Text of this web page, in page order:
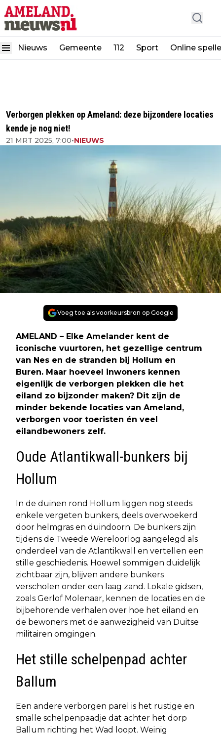
Nieuws Gemeente 112 Sport Online
Verborgen plekken op Ameland: deze bijzondere locaties
kende je nog niet!
21 MRT 2025, 7:00•NIEUWS
Voeg toe als voorkeursbron op Google
AMELAND – Elke Amelander kent de
iconische vuurtoren, het gezellige centrum
van Nes en de stranden bij Hollum en
Buren. Maar hoeveel inwoners kennen
eigenlijk de verborgen plekken die het
eiland zo bijzonder maken? Dit zijn de
minder bekende locaties van Ameland,
verborgen voor toeristen én veel
eilandbewoners zelf.
Oude Atlantikwall-bunkers bij
Hollum
In de duinen rond Hollum liggen nog steeds
enkele vergeten bunkers, deels overwoekerd
door helmgras en duindoorn. De bunkers zijn
tijdens de Tweede Wereloorlog aangelegd als
onderdeel van de Atlantikwall en vertellen een
stille geschiedenis. Hoewel sommigen duidelijk
zichtbaar zijn, blijven andere bunkers
verscholen onder een laag zand. Lokale gidsen,
zoals Gerlof Molenaar, kennen de locaties en de
bijbehorende verhalen over hoe het eiland en
de bewoners met de aanwezigheid van Duitse
militairen omgingen.
Het stille schelpenpad achter
Ballum
Een andere verborgen parel is het rustige en
smalle schelpenpaadje dat achter het dorp
Ballum richting het Wad loopt. Weinig